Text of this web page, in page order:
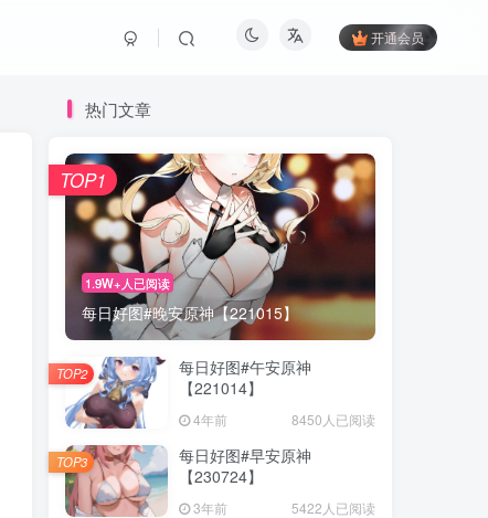
开通会员
热门文章
1.9W+人已阅读
每日好图#晚安原神【221015】
TOP1
每日好图#午安原神
【221014】
4年前 8450人已阅读
TOP2
每日好图#早安原神
【230724】
3年前 5422人已阅读
TOP3